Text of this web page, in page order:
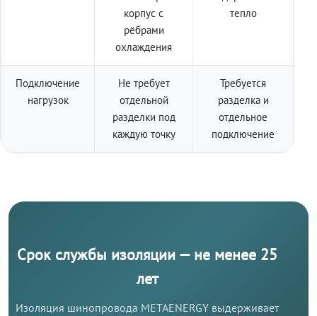
корпус с
рёбрами
охлаждения
тепло
Подключение
нагрузок
Не требует
отдельной
разделки под
каждую точку
Требуется
разделка и
отдельное
подключение
Срок службы изоляции — не менее 25
лет
Изоляция шинопровода METAENERGY выдерживает